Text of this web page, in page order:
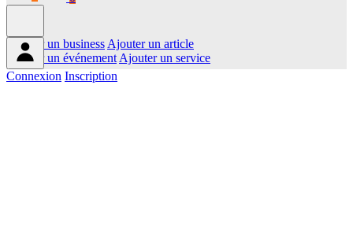
Ajouter un business Ajouter un article
Ajouter un événement Ajouter un service
Connexion Inscription